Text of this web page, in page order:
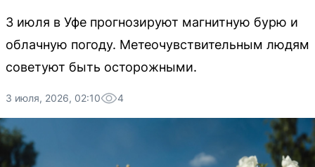
3 июля в Уфе прогнозируют магнитную бурю и
облачную погоду. Метеочувствительным людям
советуют быть осторожными.
3 июля, 2026, 02:10 4